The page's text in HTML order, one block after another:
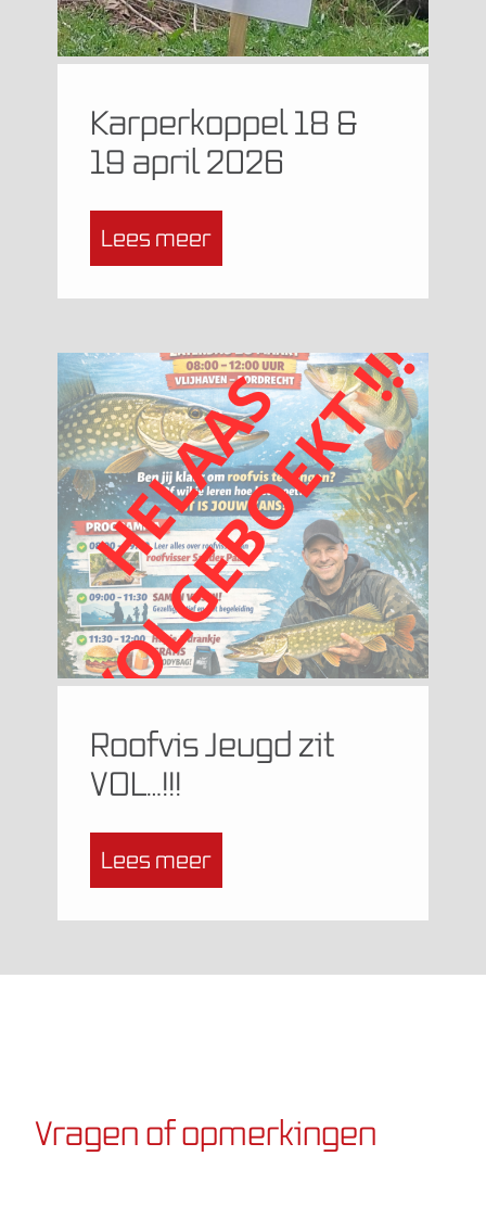
Karperkoppel 18 &
19 april 2026
Lees meer
Roofvis Jeugd zit
VOL…!!!
Lees meer
Vragen of opmerkingen